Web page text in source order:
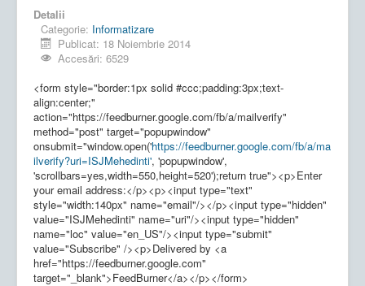
Detalii
Categorie: Informatizare
Publicat: 18 Noiembrie 2014
Accesări: 6529
<form style="border:1px solid #ccc;padding:3px;text-
align:center;"
action="https://feedburner.google.com/fb/a/mailverify"
method="post" target="popupwindow"
onsubmit="window.open('https://feedburner.google.com/fb/a/ma
ilverify?uri=ISJMehedinti', 'popupwindow',
'scrollbars=yes,width=550,height=520');return true"><p>Enter
your email address:</p><p><input type="text"
style="width:140px" name="email"/></p><input type="hidden"
value="ISJMehedinti" name="uri"/><input type="hidden"
name="loc" value="en_US"/><input type="submit"
value="Subscribe" /><p>Delivered by <a
href="https://feedburner.google.com"
target="_blank">FeedBurner</a></p></form>